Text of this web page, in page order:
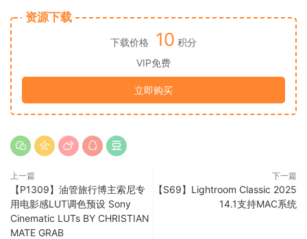
资源下载
下载价格 10 积分
VIP免费
立即购买
上一篇
【P1309】油管旅行博主索尼专
用电影感LUT调色预设 Sony
Cinematic LUTs BY CHRISTIAN
MATE GRAB
下一篇
【S69】Lightroom Classic 2025
14.1支持MAC系统